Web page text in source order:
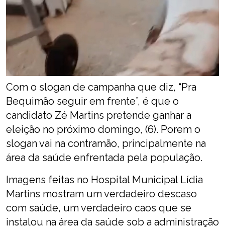
Com o slogan de campanha que diz, “Pra
Bequimão seguir em frente”, é que o
candidato Zé Martins pretende ganhar a
eleição no próximo domingo, (6). Porem o
slogan vai na contramão, principalmente na
área da saúde enfrentada pela população.
Imagens feitas no Hospital Municipal Lídia
Martins mostram um verdadeiro descaso
com saúde, um verdadeiro caos que se
instalou na área da saúde sob a administração